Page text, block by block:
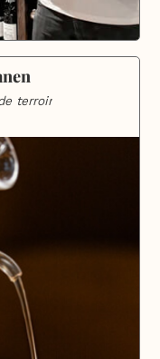
terroir